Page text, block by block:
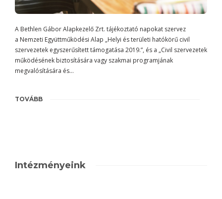
A Bethlen Gábor Alapkezelő Zrt. tájékoztató napokat szervez
a Nemzeti Együttműködési Alap „Helyi és területi hatókörű civil
szervezetek egyszerűsített támogatása 2019.”, és a „Civil szervezetek
működésének biztosítására vagy szakmai programjának
megvalósítására és…
TOVÁBB
Intézményeink